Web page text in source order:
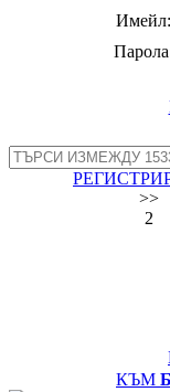
Имейл:
>>
2
КЪМ